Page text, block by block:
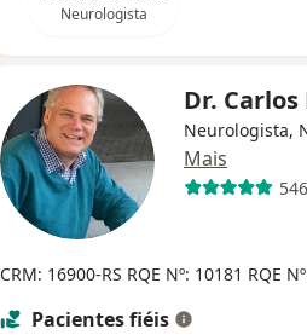
Neurologista
Dr.
Neurologista,
Mais
CRM: 16900-RS RQE Nº: 10181 RQE
Pacientes fiéis